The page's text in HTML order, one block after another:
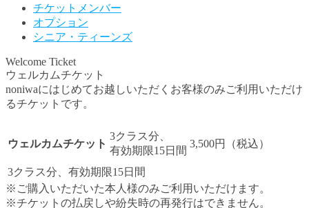
チケットメンバー
オプション
シニア・ティーンズ
Welcome Ticket
ウェルカムチケット
noniwaにはじめてお越しいただくお客様のみご利用いただけ
るチケットです。
ウェルカムチケット
3クラス分、
有効期限15日間
3,500円 （税込）
3クラス分、有効期限15日間
※ご購入いただいた本人様のみご利用いただけます。
※チケットの払戻しや紛失時の再発行はできません。